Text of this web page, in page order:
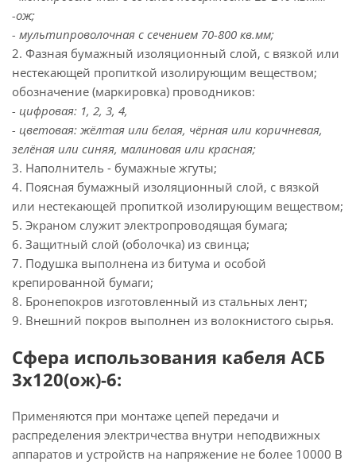
-ож;
- мультипроволочная с сечением 70-800 кв.мм;
2. Фазная бумажный изоляционный слой, с вязкой или
нестекающей пропиткой изолирующим веществом;
обозначение (маркировка) проводников:
- цифровая: 1, 2, 3, 4,
- цветовая: жёлтая или белая, чёрная или коричневая,
зелёная или синяя, малиновая или красная;
3. Наполнитель - бумажные жгуты;
4. Поясная бумажный изоляционный слой, с вязкой
или нестекающей пропиткой изолирующим веществом;
5. Экраном служит электропроводящая бумага;
6. Защитный слой (оболочка) из свинца;
7. Подушка выполнена из битума и особой
крепированной бумаги;
8. Бронепокров изготовленный из стальных лент;
9. Внешний покров выполнен из волокнистого сырья.
Сфера использования кабеля АСБ
3х120(ож)-6:
Применяются при монтаже цепей передачи и
распределения электричества внутри неподвижных
аппаратов и устройств на напряжение не более 10000 В